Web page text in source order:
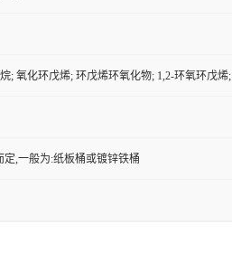
; 氧化环戊烯; 环戊烯环氧化物; 1,2-环氧环戊烯;
定,一般为:纸板桶或镀锌铁桶